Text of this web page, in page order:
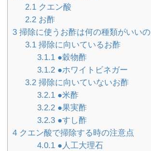
2.1クエン酸
2.2お酢
3 掃除に使うお酢は何の種類がいいの
3.1掃除に向いているお酢
3.1.1 ●穀物酢
3.1.2 ●ホワイトビネガー
3.2掃除に向いていないお酢
3.2.1 ●米酢
3.2.2 ●果実酢
3.2.3 ●すし酢
4 クエン酸で掃除する時の注意点
4.0.1 ●人工大理石